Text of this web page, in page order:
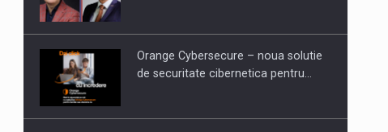
Orange Cybersecure – noua solutie
de securitate cibernetica pentru…